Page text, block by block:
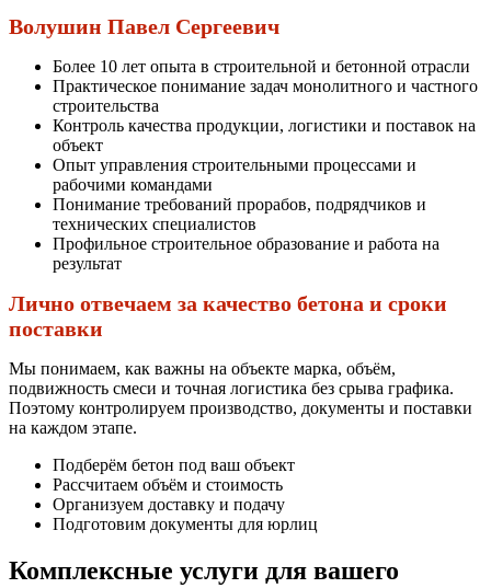
Волушин Павел Сергеевич
Более 10 лет опыта в строительной и бетонной отрасли
Практическое понимание задач монолитного и частного
строительства
Контроль качества продукции, логистики и поставок на
объект
Опыт управления строительными процессами и
рабочими командами
Понимание требований прорабов, подрядчиков и
технических специалистов
Профильное строительное образование и работа на
результат
Лично отвечаем за качество бетона и сроки
поставки
Мы понимаем, как важны на объекте марка, объём,
подвижность смеси и точная логистика без срыва графика.
Поэтому контролируем производство, документы и поставки
на каждом этапе.
Подберём бетон под ваш объект
Рассчитаем объём и стоимость
Организуем доставку и подачу
Подготовим документы для юрлиц
Комплексные услуги для вашего